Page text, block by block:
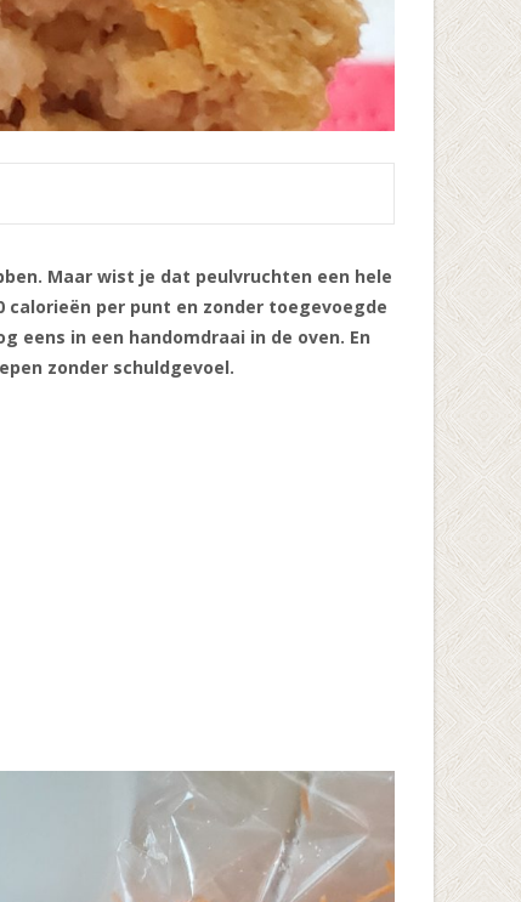
Maar wist je dat peulvruchten een hele
per punt en zonder toegevoegde
in een handomdraai in de oven. En
zonder schuldgevoel.